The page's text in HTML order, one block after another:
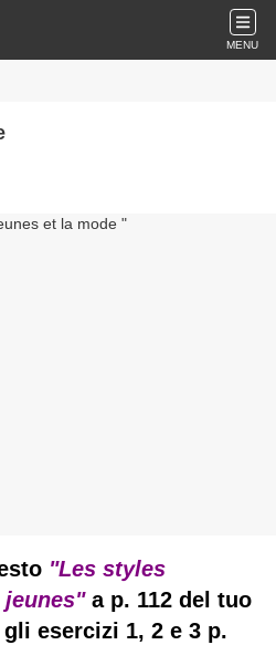
MENU
"Les styles
jeunes" a p. 112 del tuo
esercizi 1, 2 e 3 p.